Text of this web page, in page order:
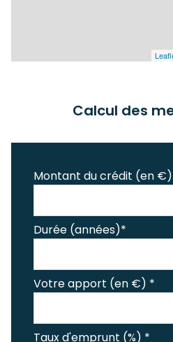
Calcul des
Montant du crédit (en
Durée (années)*
Votre apport (en €) *
Taux d'emprunt (%) *